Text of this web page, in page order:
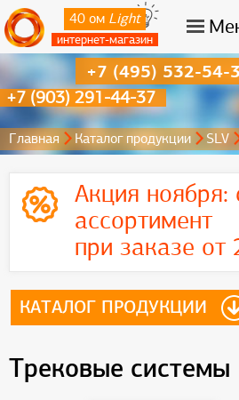
40 ом Light
интернет-магазин
+7 (903) 291-44-37
+7 (495) 532-54-
Главная Каталог продукции SLV
Акция ноября:
ассортимент
при заказе
КАТАЛОГ ПРОДУКЦИИ
Трековые системы